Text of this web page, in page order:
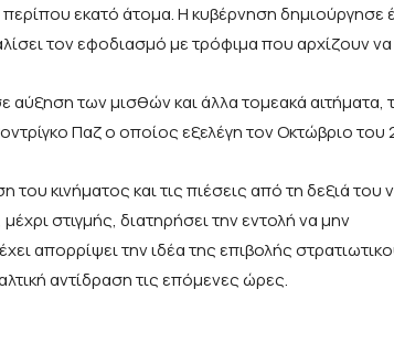
εκατό άτομα. Η κυβέρνηση δημιούργησε
τον εφοδιασμό με τρόφιμα που αρχίζουν να
αύξηση των μισθών και άλλα τομεακά αιτήματα,
Παζ ο οποίος εξελέγη τον Οκτώβριο του
κινήματος και τις πιέσεις από τη δεξιά του
στιγμής, διατηρήσει την εντολή να μην
απορρίψει την ιδέα της επιβολής
αντίδραση τις επόμενες ώρες.